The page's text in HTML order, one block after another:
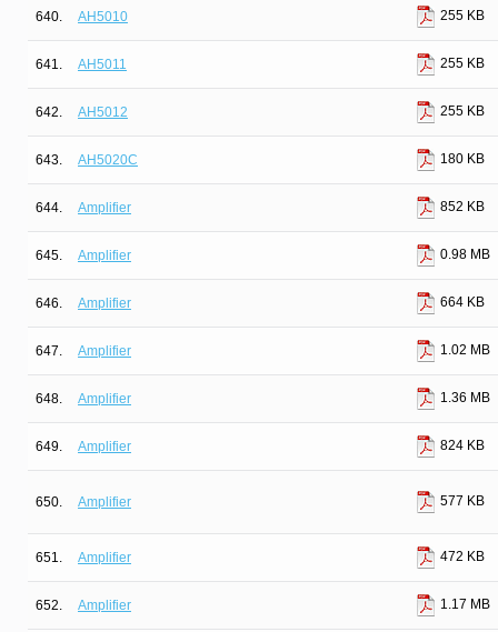
640. AH5010 255 KB
641. AH5011 255 KB
642. AH5012 255 KB
643. AH5020C 180 KB
644. Amplifier 852 KB
645. Amplifier 0.98 MB
646. Amplifier 664 KB
647. Amplifier 1.02 MB
648. Amplifier 1.36 MB
649. Amplifier 824 KB
650. Amplifier 577 KB
651. Amplifier 472 KB
652. Amplifier 1.17 MB